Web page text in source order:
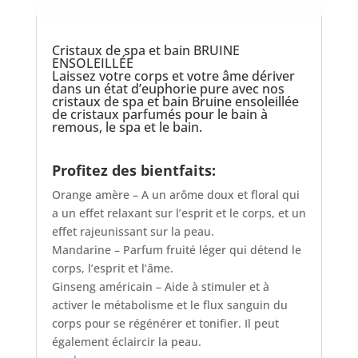
Cristaux de spa et bain BRUINE
ENSOLEILLÉE
Laissez votre corps et votre âme dériver
dans un état d’euphorie pure avec nos
cristaux de spa et bain Bruine ensoleillée
de cristaux parfumés pour le bain à
remous, le spa et le bain.
Profitez des bientfaits:
Orange amère – A un arôme doux et floral qui
a un effet relaxant sur l’esprit et le corps, et un
effet rajeunissant sur la peau.
Mandarine – Parfum fruité léger qui détend le
corps, l’esprit et l’âme.
Ginseng américain – Aide à stimuler et à
activer le métabolisme et le flux sanguin du
corps pour se régénérer et tonifier. Il peut
également éclaircir la peau.